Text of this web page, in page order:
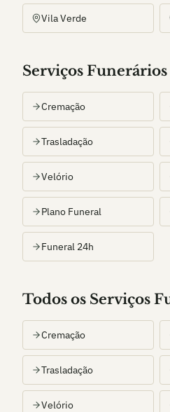
Vila Verde
Serviços Funerários
Cremação
Trasladação
Velório
Plano Funeral
Funeral 24h
Todos os Serviços
Cremação
Trasladação
Velório